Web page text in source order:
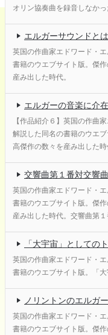
オリン協奏曲を録音しなか
エルガーサウンドと
英国の作曲家エドワード・
書籍のウエブサイト版。傑
産み出した時代。
エルガーの音楽に介
【作品紹介６】英国の作曲
解説した同名の書籍のウエ
高傑作の数々を産み出した
交響曲第１番対交響
英国の作曲家エドワード・
書籍のウエブサイト版。傑
産み出した時代。交響曲第
「大宇宙」としての
英国の作曲家エドワード・
書籍のウエブサイト版。「
ノリントンのエルガー
英国の作曲家エドワード・
書籍のウエブサイト版。傑